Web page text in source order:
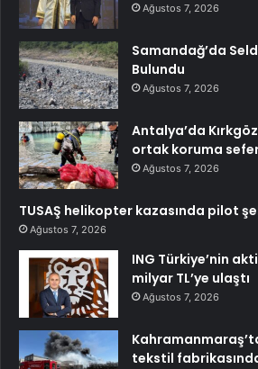
Ağustos 7, 2026
Samandağ’da
Bulundu
Ağustos 7, 2026
Antalya’da
ortak koruma
Ağustos 7, 2026
TUSAŞ helikopter kazasında pilot
Ağustos 7, 2026
ING Türkiye’nin
milyar TL’ye ulaştı
Ağustos 7, 2026
tekstil